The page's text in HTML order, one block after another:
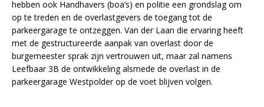
hebben ook Handhavers (boa’s) en politie een grondslag om
op te treden en de overlastgevers de toegang tot de
parkeergarage te ontzeggen. Van der Laan die ervaring heeft
met de gestructureerde aanpak van overlast door de
burgemeester sprak zijn vertrouwen uit, maar zal namens
Leefbaar 3B de ontwikkeling alsmede de overlast in de
parkeergarage Westpolder op de voet blijven volgen.